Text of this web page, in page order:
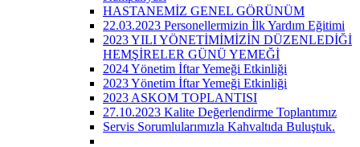
HASTANEMİZ GENEL GÖRÜNÜM
22.03.2023 Personellermizin İlk Yardım Eğitimi
2023 YILI YÖNETİMİMİZİN DÜZENLEDİĞİ
HEMŞİRELER GÜNÜ YEMEĞİ
2024 Yönetim İftar Yemeği Etkinliği
2023 Yönetim İftar Yemeği Etkinliği
2023 ASKOM TOPLANTISI
27.10.2023 Kalite Değerlendirme Toplantımız
Servis Sorumlularımızla Kahvaltıda Buluştuk.